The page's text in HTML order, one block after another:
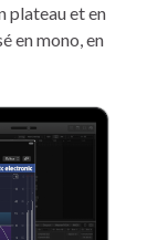
plateau et en
en mono, en